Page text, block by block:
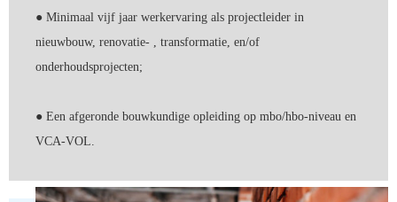
● Minimaal vijf jaar werkervaring als projectleider in
nieuwbouw, renovatie- , transformatie, en/of
onderhoudsprojecten;
● Een afgeronde bouwkundige opleiding op mbo/hbo-niveau en
VCA-VOL.